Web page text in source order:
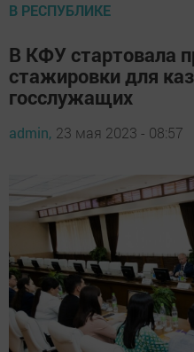
В РЕСПУБЛИКЕ
В КФУ стартовала
стажировки для
госслужащих
admin, 23 мая 2023 - 08:57